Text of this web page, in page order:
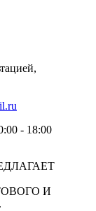
- 18:00
И